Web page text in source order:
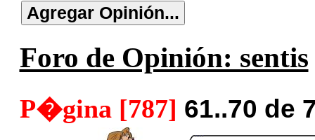
Foro de Opinión: sentis
P�gina [787] 61..70 de